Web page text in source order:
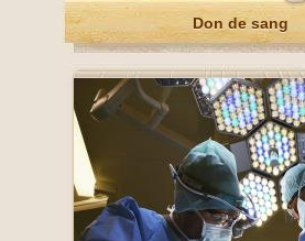
Don de sang